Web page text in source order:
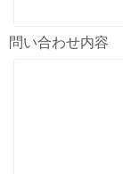
問い合わせ内容